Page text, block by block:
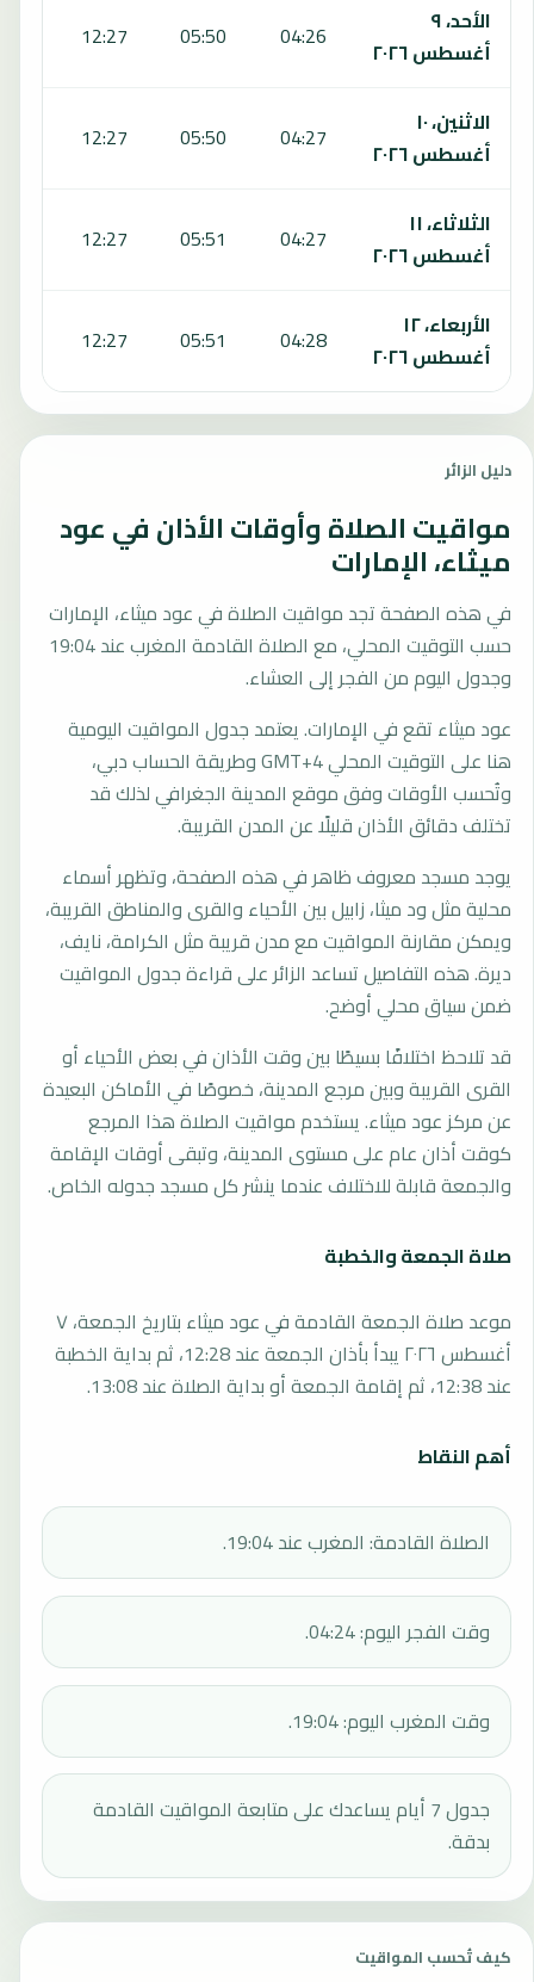
الأحد، ٩
أغسطس ٢٠٢٦
04:26
05:50
12:27
الاثنين، ١٠
أغسطس ٢٠٢٦
04:27
05:50
12:27
الثلاثاء، ١١
أغسطس ٢٠٢٦
04:27
05:51
12:27
الأربعاء، ١٢
أغسطس ٢٠٢٦
04:28
05:51
12:27
دليل الزائر
مواقيت الصلاة وأوقات الأذان في عود
ميثاء، الإمارات
في هذه الصفحة تجد مواقيت الصلاة في عود ميثاء، الإمارات
حسب التوقيت المحلي، مع الصلاة القادمة المغرب عند 19:04
وجدول اليوم من الفجر إلى العشاء.
عود ميثاء تقع في الإمارات. يعتمد جدول المواقيت اليومية
هنا على التوقيت المحلي GMT+4 وطريقة الحساب دبي،
وتُحسب الأوقات وفق موقع المدينة الجغرافي لذلك قد
تختلف دقائق الأذان قليلًا عن المدن القريبة.
يوجد مسجد معروف ظاهر في هذه الصفحة، وتظهر أسماء
محلية مثل ود ميثا، زابيل بين الأحياء والقرى والمناطق القريبة،
ويمكن مقارنة المواقيت مع مدن قريبة مثل الكرامة، نايف،
ديرة. هذه التفاصيل تساعد الزائر على قراءة جدول المواقيت
ضمن سياق محلي أوضح.
قد تلاحظ اختلافًا بسيطًا بين وقت الأذان في بعض الأحياء أو
القرى القريبة وبين مرجع المدينة، خصوصًا في الأماكن البعيدة
عن مركز عود ميثاء. يستخدم مواقيت الصلاة هذا المرجع
كوقت أذان عام على مستوى المدينة، وتبقى أوقات الإقامة
والجمعة قابلة للاختلاف عندما ينشر كل مسجد جدوله الخاص.
صلاة الجمعة والخطبة
موعد صلاة الجمعة القادمة في عود ميثاء بتاريخ الجمعة، ٧
أغسطس ٢٠٢٦ يبدأ بأذان الجمعة عند 12:28، ثم بداية الخطبة
عند 12:38، ثم إقامة الجمعة أو بداية الصلاة عند 13:08.
أهم النقاط
الصلاة القادمة: المغرب عند 19:04.
وقت الفجر اليوم: 04:24.
وقت المغرب اليوم: 19:04.
جدول 7 أيام يساعدك على متابعة المواقيت القادمة
بدقة.
كيف تُحسب المواقيت